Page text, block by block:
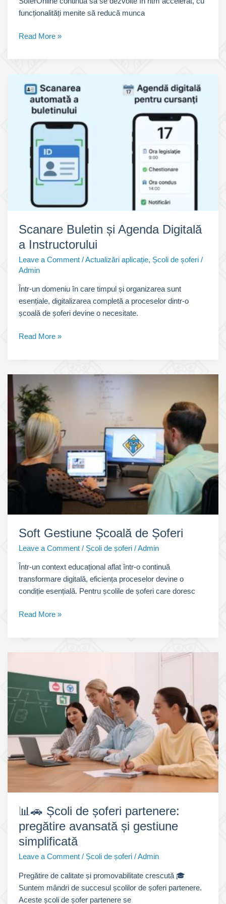
funcționalități menite să reducă munca
Calendarul
și
Pentru
Instructori
Auto
Read More »
Scanare Buletin și Agenda Digitală
a Instructorului
Leave a Comment /Actualizări aplicație, Școli de șoferi /
Admin
Într-un domeniu în care timpul și organizarea sunt
esențiale, digitalizarea completă a proceselor dintr-o
școală de șoferi devine o necesitate.
Scanare
și
Digitală
a
Instructorului
Read More »
Soft Gestiune Școală de Șoferi
Leave a Comment / Școli de șoferi /Admin
Într-un context educațional aflat într-o continuă
transformare digitală, eficiența proceselor devine o
condiție esențială. Pentru școlile de șoferi care doresc
Soft
Școală
Read More »
📊🚗 Școli de șoferi partenere:
pregătire avansată și gestiune
simplificată
Leave a Comment / Școli de șoferi /Admin
Pregătire de calitate și promovabilitate crescută 🎓
Suntem mândri de succesul școlilor de șoferi partenere.
Aceste școli de șofer partenere se